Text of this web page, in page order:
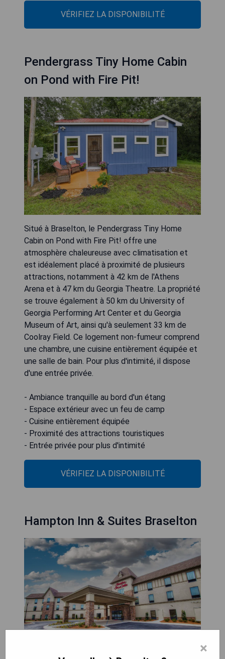
VÉRIFIEZ LA DISPONIBILITÉ
Pendergrass Tiny Home Cabin
on Pond with Fire Pit!
Situé à Braselton, le Pendergrass Tiny Home
Cabin on Pond with Fire Pit! offre une
atmosphère chaleureuse avec climatisation et
est idéalement placé à proximité de plusieurs
attractions, notamment à 42 km de l'Athens
Arena et à 47 km du Georgia Theatre. La propriété
se trouve également à 50 km du University of
Georgia Performing Art Center et du Georgia
Museum of Art, ainsi qu'à seulement 33 km de
Coolray Field. Ce logement non-fumeur comprend
une chambre, une cuisine entièrement équipée et
une salle de bain. Pour plus d'intimité, il dispose
d'une entrée privée.
- Ambiance tranquille au bord d'un étang
- Espace extérieur avec un feu de camp
- Cuisine entièrement équipée
- Proximité des attractions touristiques
- Entrée privée pour plus d'intimité
VÉRIFIEZ LA DISPONIBILITÉ
Hampton Inn & Suites Braselton
×